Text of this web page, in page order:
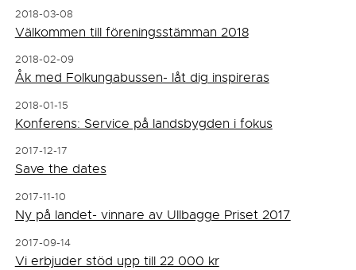
2018-03-08
Välkommen till föreningsstämman 2018
2018-02-09
Åk med Folkungabussen- låt dig inspireras
2018-01-15
Konferens: Service på landsbygden i fokus
2017-12-17
Save the dates
2017-11-10
Ny på landet- vinnare av Ullbagge Priset 2017
2017-09-14
Vi erbjuder stöd upp till 22 000 kr